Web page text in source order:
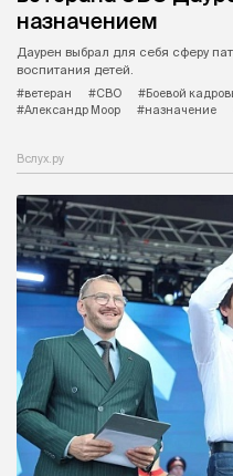
назначением
Даурен выбрал для себя сферу
воспитания детей.
#ветеран
#СВО #Боевой
#Александр Моор
#назначение
Вслух.ру